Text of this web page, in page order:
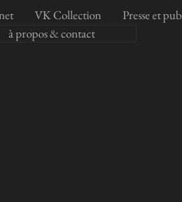
VK Collection
Presse et pub
à propos & contact